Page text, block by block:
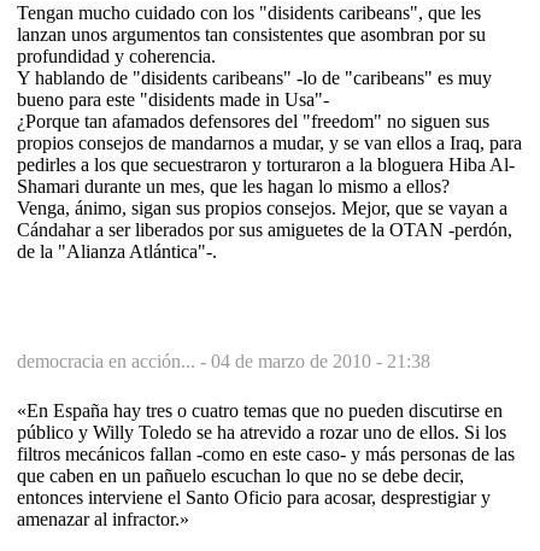
Tengan mucho cuidado con los "disidents caribeans", que les
lanzan unos argumentos tan consistentes que asombran por su
profundidad y coherencia.
Y hablando de "disidents caribeans" -lo de "caribeans" es muy
bueno para este "disidents made in Usa"-
¿Porque tan afamados defensores del "freedom" no siguen sus
propios consejos de mandarnos a mudar, y se van ellos a Iraq, para
pedirles a los que secuestraron y torturaron a la bloguera Hiba Al-
Shamari durante un mes, que les hagan lo mismo a ellos?
Venga, ánimo, sigan sus propios consejos. Mejor, que se vayan a
Cándahar a ser liberados por sus amiguetes de la OTAN -perdón,
de la "Alianza Atlántica"-.
democracia en acción... - 04 de marzo de 2010 - 21:38
«En España hay tres o cuatro temas que no pueden discutirse en
público y Willy Toledo se ha atrevido a rozar uno de ellos. Si los
filtros mecánicos fallan -como en este caso- y más personas de las
que caben en un pañuelo escuchan lo que no se debe decir,
entonces interviene el Santo Oficio para acosar, desprestigiar y
amenazar al infractor.»